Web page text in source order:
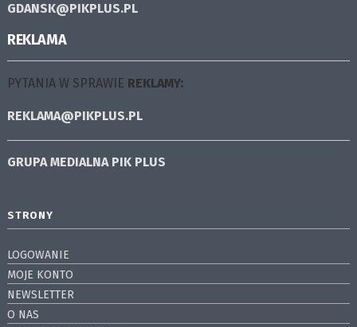
GDANSK@PIKPLUS.PL
REKLAMA
PYTANIA W SPRAWIE REKLAMY:
REKLAMA@PIKPLUS.PL
GRUPA MEDIALNA PIK PLUS
STRONY
LOGOWANIE
MOJE KONTO
NEWSLETTER
O NAS